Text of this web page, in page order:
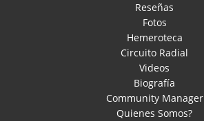
Reseñas
Fotos
Hemeroteca
Circuito Radial
Videos
Biografía
Community Manager
Quienes Somos?